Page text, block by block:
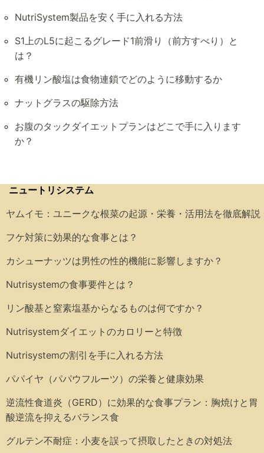
NutriSystem製品を安く手に入れる方法
S1上のL5に起こるグレード1前滑り（前方すべり）と
は？
有機リン酸塩は食物連鎖でどのように移動するか
ナットグラスの駆除方法
お腹のタックダイエットプランはどこで手に入ります
か？
ニュートリシステム
ヤムイモ：ユニークな根菜の起源・栄養・活用法を徹底解説
フケ対策に効果的な食事とは？
カシューナッツは男性の性的機能に影響しますか？
Nutrisystemの食事要件とは？
リン酸基と窒素塩基からなるものは何ですか？
Nutrisystemダイエットのカロリーと特徴
Nutrisystemの割引を手に入れる方法
パパイヤ（パパウフルーツ）の栄養と健康効果
逆流性食道炎（GERD）に効果的な食事プラン：胸焼けと胃
酸逆流を抑えるバランス食
グルテン不耐症：小麦を誤って摂取したときの対処法